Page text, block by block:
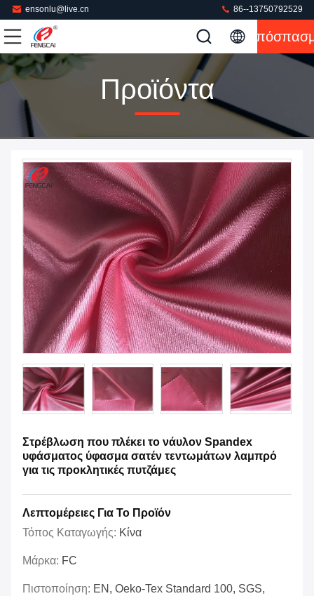
ensonlu@live.cn 86--13750792529
Προϊόντα
Στρέβλωση που πλέκει το νάυλον Spandex
υφάσματος ύφασμα σατέν τεντωμάτων λαμπρό
για τις προκλητικές πυτζάμες
Λεπτομέρειες Για Το Προϊόν
Τόπος Καταγωγής: Κίνα
Μάρκα: FC
Πιστοποίηση: EN, Oeko-Tex Standard 100, SGS,